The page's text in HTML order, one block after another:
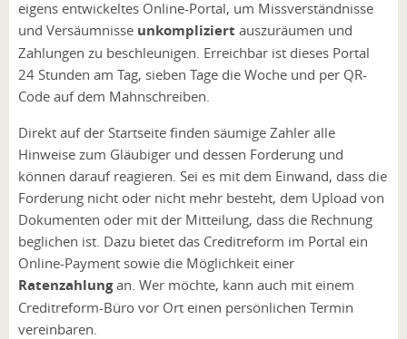
eigens entwickeltes Online-Portal, um Missverständnisse
und Versäumnisse unkompliziert auszuräumen und
Zahlungen zu beschleunigen. Erreichbar ist dieses Portal
24 Stunden am Tag, sieben Tage die Woche und per QR-
Code auf dem Mahnschreiben.
Direkt auf der Startseite finden säumige Zahler alle
Hinweise zum Gläubiger und dessen Forderung und
können darauf reagieren. Sei es mit dem Einwand, dass die
Forderung nicht oder nicht mehr besteht, dem Upload von
Dokumenten oder mit der Mitteilung, dass die Rechnung
beglichen ist. Dazu bietet das Creditreform im Portal ein
Online-Payment sowie die Möglichkeit einer
Ratenzahlungan. Wer möchte, kann auch mit einem
Creditreform-Büro vor Ort einen persönlichen Termin
vereinbaren.